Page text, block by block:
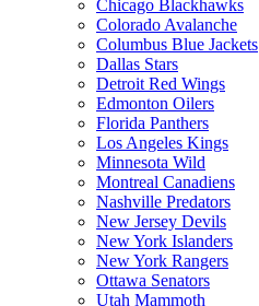
Chicago Blackhawks
Colorado Avalanche
Columbus Blue Jackets
Dallas Stars
Detroit Red Wings
Edmonton Oilers
Florida Panthers
Los Angeles Kings
Minnesota Wild
Montreal Canadiens
Nashville Predators
New Jersey Devils
New York Islanders
New York Rangers
Ottawa Senators
Utah Mammoth